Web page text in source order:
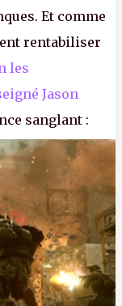
Et comme
rentabiliser
les
Jason
sanglant :
de
gros, essorer
P.